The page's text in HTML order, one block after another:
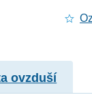
ovzduší